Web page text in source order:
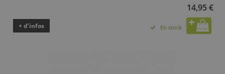
14,95 €
+ d’infos En stock